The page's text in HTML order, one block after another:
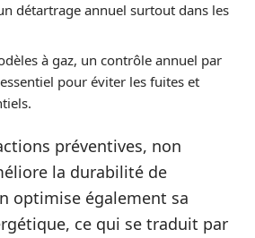
détartrage annuel surtout dans les
à gaz, un contrôle annuel par
pour éviter les fuites et
préventives, non
la durabilité de
optimise également sa
ce qui se traduit par